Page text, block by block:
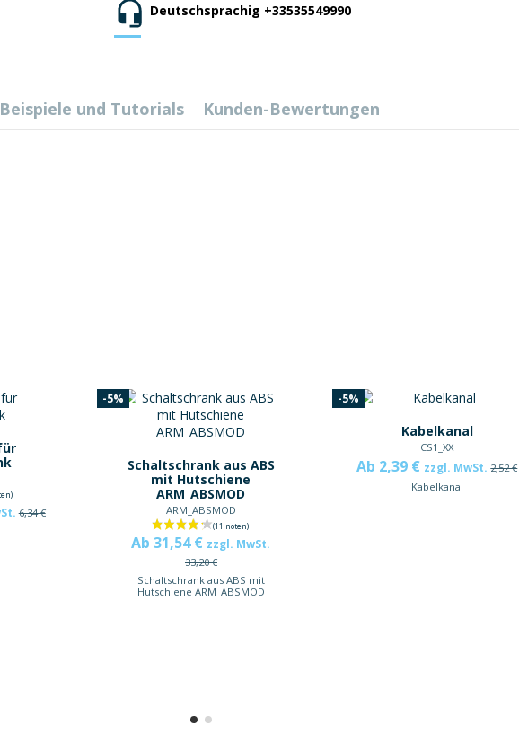
Deutschsprachig +33535549990
Beispiele und Tutorials Kunden-Bewertungen
6,34 €
-5%
Schaltschrank aus ABS
mit Hutschiene
ARM_ABSMOD
ARM_ABSMOD
Ab 31,54 € zzgl. MwSt.
33,20 €
Schaltschrank aus ABS mit
Hutschiene ARM_ABSMOD
-5%
Kabelkanal
CS1_XX
Ab 2,39 € zzgl. MwSt.2,52 €
Kabelkanal